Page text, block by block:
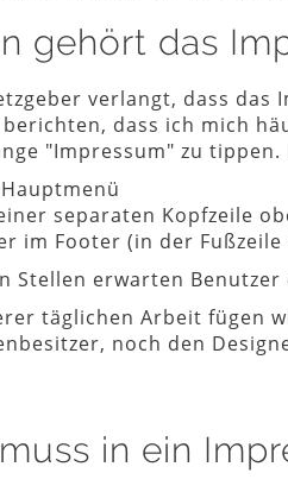
gehört das
verlangt, dass
dass ich mich
"Impressum" zu
separaten Kopfzeile
im Footer (in der Fußzeile
Stellen erwarten Benutzer
täglichen Arbeit fügen
noch den
in ein